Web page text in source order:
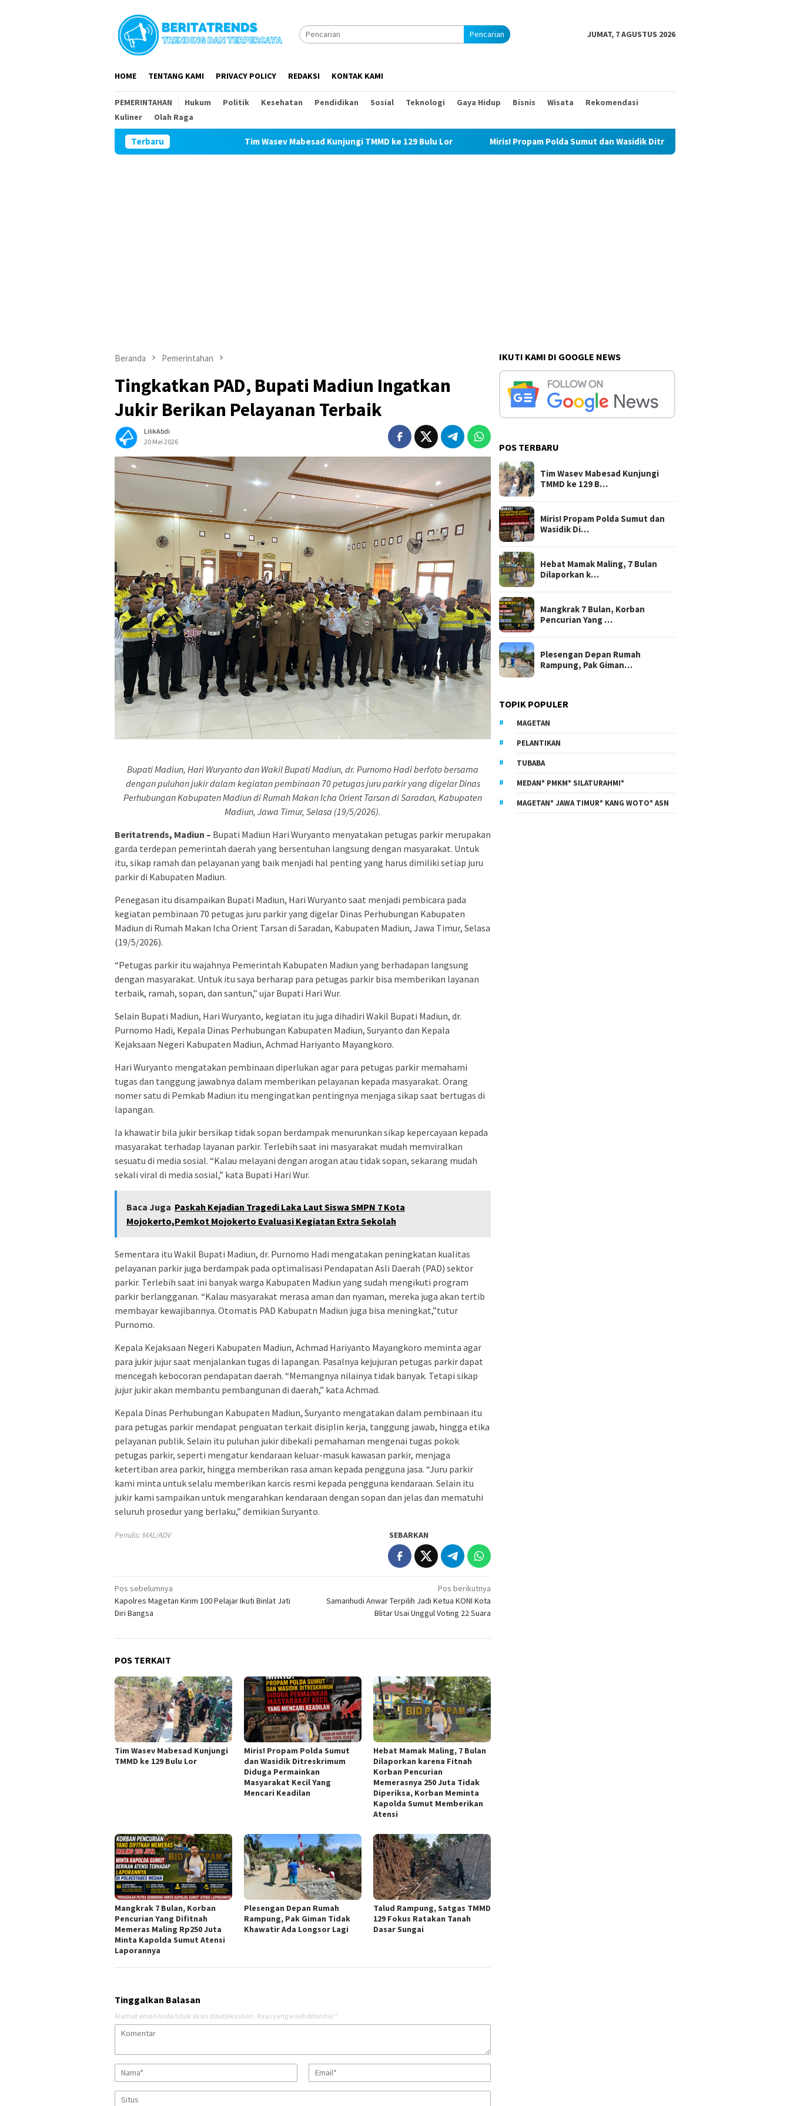
Pencarian JUMAT, 7 AGUSTUS 2026
HOME TENTANG KAMI PRIVACY POLICY REDAKSI KONTAK KAMI
PEMERINTAHAN Hukum Politik Kesehatan Pendidikan Sosial Teknologi Gaya Hidup Bisnis Wisata
Rekomendasi
Kuliner
Olah Raga
Terbaru Tim Wasev Mabesad Kunjungi TMMD ke 129 Bulu Lor Miris! Propam Polda Sumut dan Wasidik Ditreskrimum Diduga Permainkan Masyarakat Kecil
Beranda Pemerintahan
Tingkatkan PAD, Bupati Madiun Ingatkan
Jukir Berikan Pelayanan Terbaik
LilikAbdi
20 Mei 2026
Bupati Madiun, Hari Wuryanto dan Wakil Bupati Madiun, dr. Purnomo Hadi berfoto bersama
dengan puluhan jukir dalam kegiatan pembinaan 70 petugas juru parkir yang digelar Dinas
Perhubungan Kabupaten Madiun di Rumah Makan Icha Orient Tarsan di Saradan, Kabupaten
Madiun, Jawa Timur, Selasa (19/5/2026).
Beritatrends, Madiun – Bupati Madiun Hari Wuryanto menyatakan petugas parkir merupakan
garda terdepan pemerintah daerah yang bersentuhan langsung dengan masyarakat. Untuk
itu, sikap ramah dan pelayanan yang baik menjadi hal penting yang harus dimiliki setiap juru
parkir di Kabupaten Madiun.
Penegasan itu disampaikan Bupati Madiun, Hari Wuryanto saat menjadi pembicara pada
kegiatan pembinaan 70 petugas juru parkir yang digelar Dinas Perhubungan Kabupaten
Madiun di Rumah Makan Icha Orient Tarsan di Saradan, Kabupaten Madiun, Jawa Timur, Selasa
(19/5/2026).
“Petugas parkir itu wajahnya Pemerintah Kabupaten Madiun yang berhadapan langsung
dengan masyarakat. Untuk itu saya berharap para petugas parkir bisa memberikan layanan
terbaik, ramah, sopan, dan santun,” ujar Bupati Hari Wur.
Selain Bupati Madiun, Hari Wuryanto, kegiatan itu juga dihadiri Wakil Bupati Madiun, dr.
Purnomo Hadi, Kepala Dinas Perhubungan Kabupaten Madiun, Suryanto dan Kepala
Kejaksaan Negeri Kabupaten Madiun, Achmad Hariyanto Mayangkoro.
Hari Wuryanto mengatakan pembinaan diperlukan agar para petugas parkir memahami
tugas dan tanggung jawabnya dalam memberikan pelayanan kepada masyarakat. Orang
nomer satu di Pemkab Madiun itu mengingatkan pentingnya menjaga sikap saat bertugas di
lapangan.
Ia khawatir bila jukir bersikap tidak sopan berdampak menurunkan sikap kepercayaan kepada
masyarakat terhadap layanan parkir. Terlebih saat ini masyarakat mudah memviralkan
sesuatu di media sosial. “Kalau melayani dengan arogan atau tidak sopan, sekarang mudah
sekali viral di media sosial,” kata Bupati Hari Wur.
Baca Juga Paskah Kejadian Tragedi Laka Laut Siswa SMPN 7 Kota
Mojokerto,Pemkot Mojokerto Evaluasi Kegiatan Extra Sekolah
Sementara itu Wakil Bupati Madiun, dr. Purnomo Hadi mengatakan peningkatan kualitas
pelayanan parkir juga berdampak pada optimalisasi Pendapatan Asli Daerah (PAD) sektor
parkir. Terlebih saat ini banyak warga Kabupaten Madiun yang sudah mengikuti program
parkir berlangganan. “Kalau masyarakat merasa aman dan nyaman, mereka juga akan tertib
membayar kewajibannya. Otomatis PAD Kabupatn Madiun juga bisa meningkat,”tutur
Purnomo.
Kepala Kejaksaan Negeri Kabupaten Madiun, Achmad Hariyanto Mayangkoro meminta agar
para jukir jujur saat menjalankan tugas di lapangan. Pasalnya kejujuran petugas parkir dapat
mencegah kebocoran pendapatan daerah. “Memangnya nilainya tidak banyak. Tetapi sikap
jujur jukir akan membantu pembangunan di daerah,” kata Achmad.
Kepala Dinas Perhubungan Kabupaten Madiun, Suryanto mengatakan dalam pembinaan itu
para petugas parkir mendapat penguatan terkait disiplin kerja, tanggung jawab, hingga etika
pelayanan publik. Selain itu puluhan jukir dibekali pemahaman mengenai tugas pokok
petugas parkir, seperti mengatur kendaraan keluar-masuk kawasan parkir, menjaga
ketertiban area parkir, hingga memberikan rasa aman kepada pengguna jasa. “Juru parkir
kami minta untuk selalu memberikan karcis resmi kepada pengguna kendaraan. Selain itu
jukir kami sampaikan untuk mengarahkan kendaraan dengan sopan dan jelas dan mematuhi
seluruh prosedur yang berlaku,” demikian Suryanto.
Penulis: MAL/ADV SEBARKAN
Navigasi
pos
Pos sebelumnya
Kapolres Magetan Kirim 100 Pelajar Ikuti Binlat Jati
Diri Bangsa
Pos berikutnya
Samanhudi Anwar Terpilih Jadi Ketua KONI Kota
Blitar Usai Unggul Voting 22 Suara
POS TERKAIT
Tim Wasev Mabesad Kunjungi
TMMD ke 129 Bulu Lor
Miris! Propam Polda Sumut
dan Wasidik Ditreskrimum
Diduga Permainkan
Masyarakat Kecil Yang
Mencari Keadilan
Hebat Mamak Maling, 7 Bulan
Dilaporkan karena Fitnah
Korban Pencurian
Memerasnya 250 Juta Tidak
Diperiksa, Korban Meminta
Kapolda Sumut Memberikan
Atensi
Mangkrak 7 Bulan, Korban
Pencurian Yang Difitnah
Memeras Maling Rp250 Juta
Minta Kapolda Sumut Atensi
Laporannya
Plesengan Depan Rumah
Rampung, Pak Giman Tidak
Khawatir Ada Longsor Lagi
Talud Rampung, Satgas TMMD
129 Fokus Ratakan Tanah
Dasar Sungai
Tinggalkan Balasan
Alamat email Anda tidak akan dipublikasikan. Ruas yang wajib ditandai *
IKUTI KAMI DI GOOGLE NEWS
POS TERBARU
Tim Wasev Mabesad Kunjungi
TMMD ke 129 B…
Miris! Propam Polda Sumut dan
Wasidik Di…
Hebat Mamak Maling, 7 Bulan
Dilaporkan k…
Mangkrak 7 Bulan, Korban
Pencurian Yang …
Plesengan Depan Rumah
Rampung, Pak Giman…
TOPIK POPULER
MAGETAN
PELANTIKAN
TUBABA
MEDAN* PMKM* SILATURAHMI*
MAGETAN* JAWA TIMUR* KANG WOTO* ASN